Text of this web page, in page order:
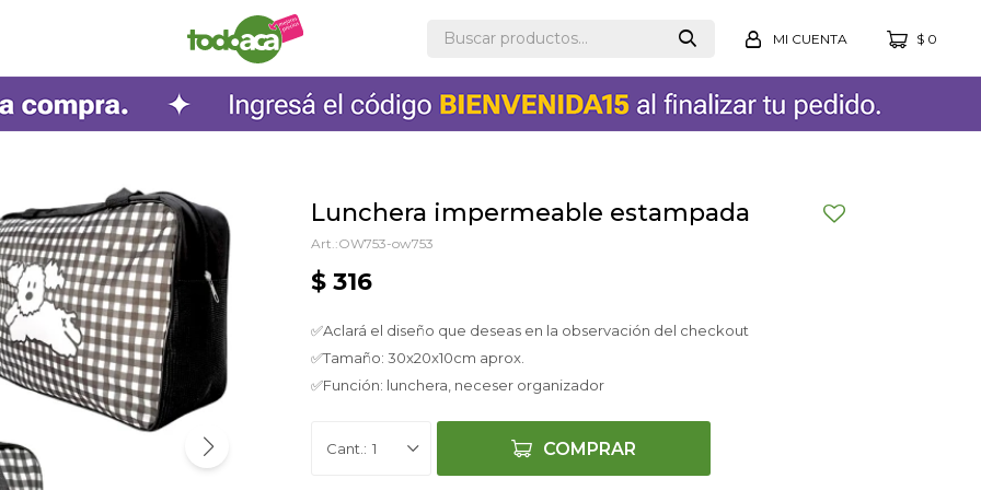
$ 0
Lunchera impermeable estampada
OW753-ow753
$ 316
✅Aclará el diseño que deseas en la observación del checkout
✅Tamaño: 30x20x10cm aprox.
✅Función: lunchera, neceser organizador
1 COMPRAR